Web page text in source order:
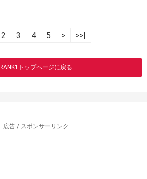
2 3 4 5 > >>|
RANK1トップページに戻る
広告 / スポンサーリンク